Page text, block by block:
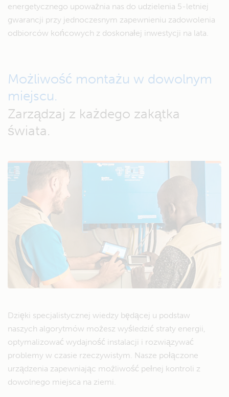
energetycznego upoważnia nas do udzielenia 5-letniej
gwarancji przy jednoczesnym zapewnieniu zadowolenia
odbiorców końcowych z doskonałej inwestycji na lata.
Możliwość montażu w dowolnym
miejscu.
Zarządzaj z każdego zakątka
świata.
Dzięki specjalistycznej wiedzy będącej u podstaw
naszych algorytmów możesz wyśledzić straty energii,
optymalizować wydajność instalacji i rozwiązywać
problemy w czasie rzeczywistym. Nasze połączone
urządzenia zapewniając możliwość pełnej kontroli z
dowolnego miejsca na ziemi.